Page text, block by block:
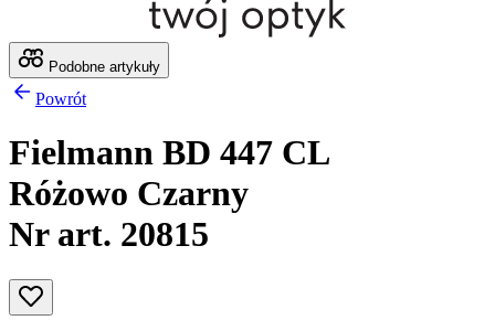
Podobne artykuły
Powrót
Fielmann BD 447 CL
Różowo Czarny
Nr art. 20815